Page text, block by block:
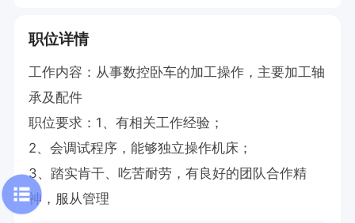
职位详情
工作内容：从事数控卧车的加工操作，主要加工轴
承及配件
职位要求：1、有相关工作经验；
2、会调试程序，能够独立操作机床；
3、踏实肯干、吃苦耐劳，有良好的团队合作精
神，服从管理